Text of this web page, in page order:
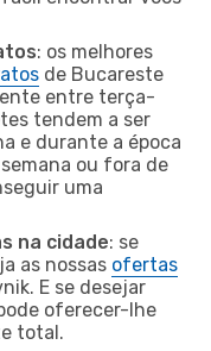
: os melhores
de Bucareste
entre terça-
tendem a ser
e durante a época
ou fora de
uma
na cidade: se
as nossas ofertas
E se desejar
oferecer-lhe
total.